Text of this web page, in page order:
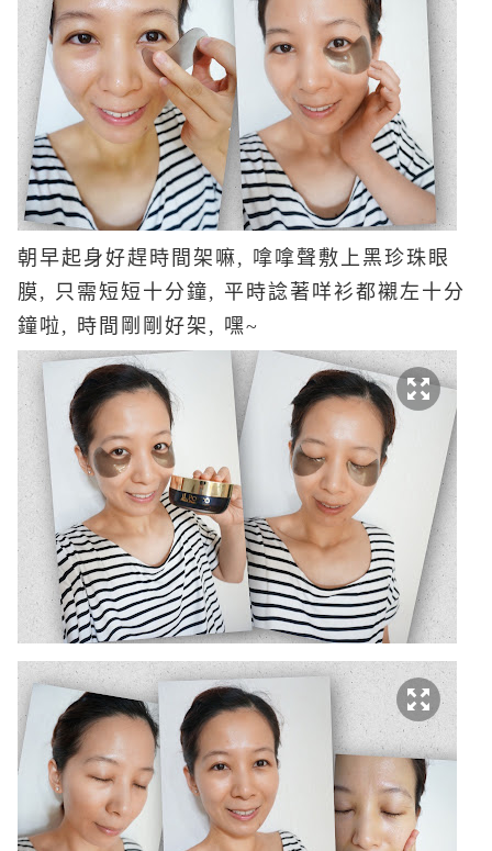
朝早起身好趕時間架嘛, 嗱嗱聲敷上黑珍珠眼
膜, 只需短短十分鐘, 平時諗著咩衫都襯左十分
鐘啦, 時間剛剛好架, 嘿~